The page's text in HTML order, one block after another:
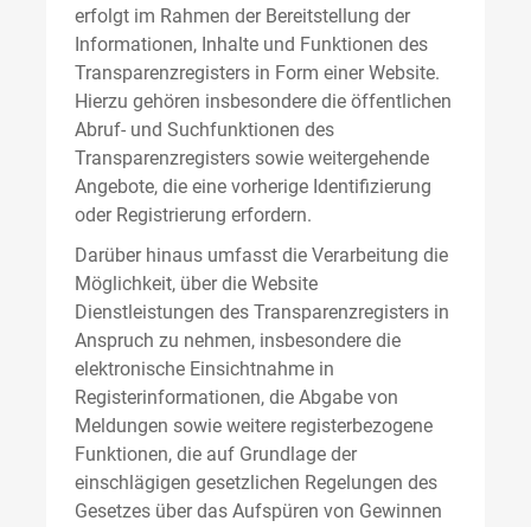
erfolgt im Rahmen der Bereitstellung der
Informationen, Inhalte und Funktionen des
Transparenzregisters in Form einer Website.
Hierzu gehören insbesondere die öffentlichen
Abruf- und Suchfunktionen des
Transparenzregisters sowie weitergehende
Angebote, die eine vorherige Identifizierung
oder Registrierung erfordern.
Darüber hinaus umfasst die Verarbeitung die
Möglichkeit, über die Website
Dienstleistungen des Transparenzregisters in
Anspruch zu nehmen, insbesondere die
elektronische Einsichtnahme in
Registerinformationen, die Abgabe von
Meldungen sowie weitere registerbezogene
Funktionen, die auf Grundlage der
einschlägigen gesetzlichen Regelungen des
Gesetzes über das Aufspüren von Gewinnen